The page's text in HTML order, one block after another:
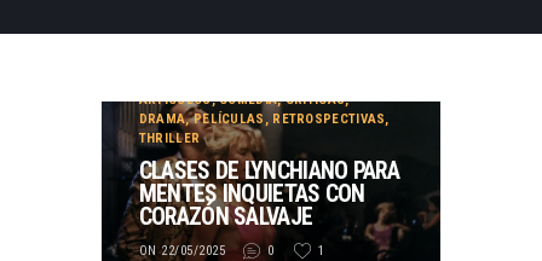
ESPECIALES
EDITORIALES
EQUIPO DE BBK
TÉRMINOS Y CONDICIONES
ARTÍCULOS,COMEDIA,CRÍTICAS,
DRAMA,PELÍCULAS , RETROSPECTIVAS,
THRILLER
CLASES DE LYNCHIANO PARA
MENTES INQUIETAS CON
CORAZÓN SALVAJE
ON 22/05/2025 0
1